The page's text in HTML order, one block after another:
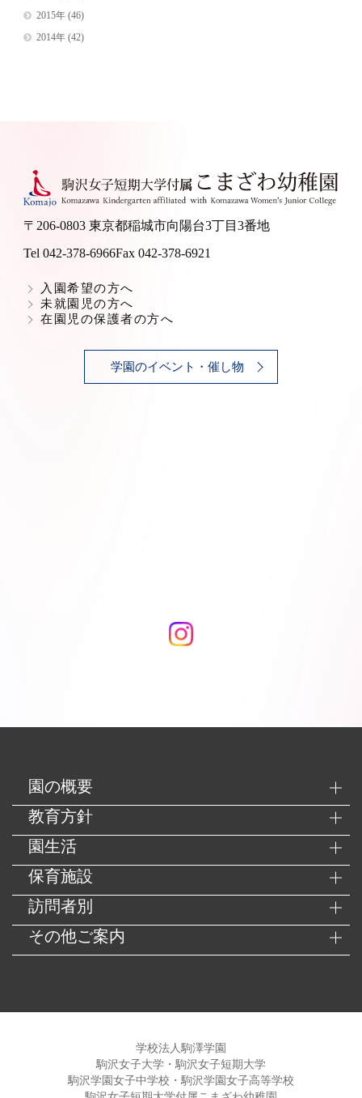
2015年(46)
2014年(42)
〒206-0803 東京都稲城市向陽台3丁目3番地
Tel 042-378-6966Fax 042-378-6921
入園希望の方へ
未就園児の方へ
在園児の保護者の方へ
学園のイベント・催し物
園の概要
教育方針
園生活
保育施設
訪問者別
その他ご案内
学校法人駒澤学園
駒沢女子大学・駒沢女子短期大学
駒沢学園女子中学校・駒沢学園女子高等学校